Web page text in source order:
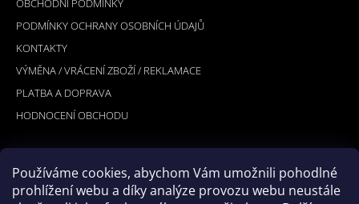
Používáme cookies, abychom Vám umožnili pohodlné
prohlížení webu a díky analýze provozu webu neustále
OBCHODNÍ PODMÍNKY
PODMÍNKY OCHRANY OSOBNÍCH ÚDAJŮ
KONTAKTY
VÝMĚNA / VRÁCENÍ ZBOŽÍ / REKLAMACE
PLATBA A DOPRAVA
HODNOCENÍ OBCHODU
PŘIJÍMÁME ONLINE PLATBY